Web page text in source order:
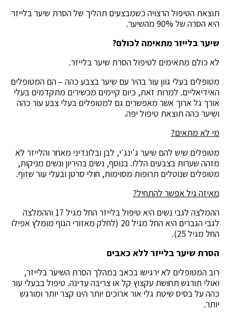
תוצאת הטיפול הרצויה כשמבצעים תהליך של הסרת שיער בלייזר
היא הסרה של 90% מהשיער.
שיער בלייזר מתאימה לכולם?
לא כולם מתאימים לטיפול הסרת שיער בלייזר.
מטופלים בעלי גוון עור בהיר עם שיער בצבע כהה – הם המטופלים
האידיאליים. למרות זאת, כיום קיימים מכשירים מתקדמים בעלי
אורך גל ארוך אשר מאפשרים גם למטופלים בעלי צבע עור כהה
ושיער כהה תוצאת טיפול יפה.
מי לא מתאים?
מטופלים שיש להם שיער ג'ינג'י, לבן ובלונדיני מאחר והלייזר לא
מזהה שערות בצבעים הללו. בנוסף, נשים בהיריון ונשים מניקות,
מטופלים שנוטלים תרופות מסוימות, חולי סרטן ובעלי עור שזוף.
מאיזה גיל אפשר להתחיל?
ההמלצה לגבי נשים היא טיפול בלייזר החל מגיל 17 וההמלצה
לגבי הגברים היא החל מגיל 20 (לחלק מאזורי הגוף מומלץ אפילו
החל מגיל 25).
הסרת שיער בלייזר ללא כאבים
רוב המטופלים לא ירגישו בכאב במהלך הסרת השיער בלייזר,
ואולי תורגש תחושת עקצוץ קל או צריבה עדינה. טיפול בבעלי עור
כהה על בסיס שיטת גלי אור ארוכים יותר הינו קצר יותר ומורגש
יותר.